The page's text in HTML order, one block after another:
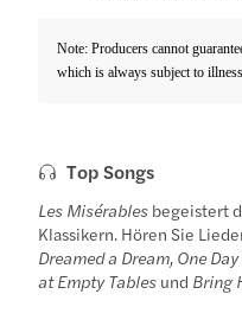
Note: Producers cannot
which is always subject to
Top Songs
Les Misérables begeistert
Klassikern. Hören Sie
Dreamed a Dream, One
at Empty Tables und Bring